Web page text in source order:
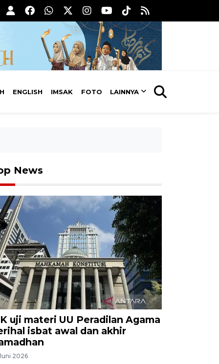
ENGLISH IMSAK FOTO LAINNYA
News
uji materi UU Peradilan Agama
isbat awal dan akhir
2026